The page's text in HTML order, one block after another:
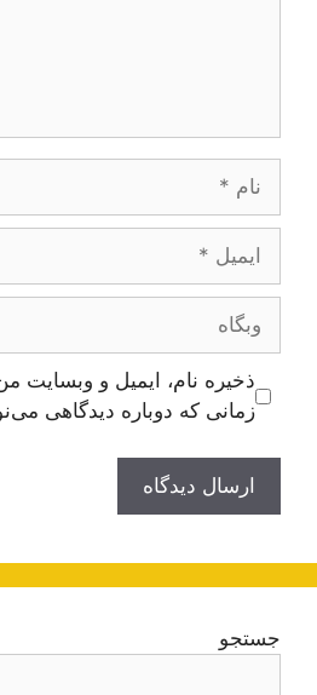
ایمیل
وبگاه
ذخیره نام، ایمیل و وبسایت
زمانی که دوباره دیدگاهی
جستجو